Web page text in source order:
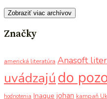
Zobraziť viac archívov
Značky
americká literatúra Anasoft
uvádzajúdo
hodnotenia Inaque johan kampaň